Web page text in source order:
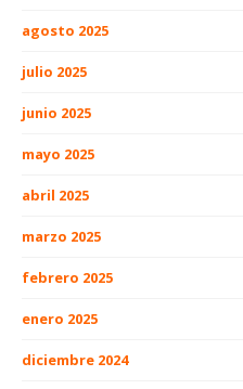
agosto 2025
julio 2025
junio 2025
mayo 2025
abril 2025
marzo 2025
febrero 2025
enero 2025
diciembre 2024